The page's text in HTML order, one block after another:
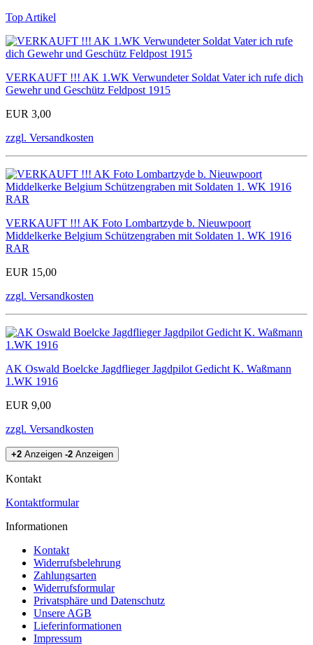
Top Artikel
VERKAUFT !!! AK 1.WK Verwundeter Soldat Vater ich rufe dich
Gewehr und Geschütz Feldpost 1915
EUR 3,00
zzgl. Versandkosten
VERKAUFT !!! AK Foto Lombartzyde b. Nieuwpoort
Middelkerke Belgium Schützengraben mit Soldaten 1. WK 1916
RAR
EUR 15,00
zzgl. Versandkosten
AK Oswald Boelcke Jagdflieger Jagdpilot Gedicht K. Waßmann
1.WK 1916
EUR 9,00
zzgl. Versandkosten
+2 Anzeigen -2 Anzeigen
Kontakt
Kontaktformular
Informationen
Kontakt
Widerrufsbelehrung
Zahlungsarten
Widerrufsformular
Privatsphäre und Datenschutz
Unsere AGB
Lieferinformationen
Impressum